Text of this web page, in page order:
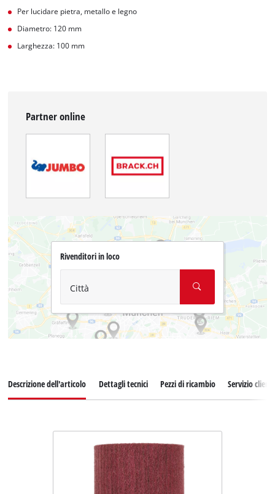
Per lucidare pietra, metallo e legno
Diametro: 120 mm
Larghezza: 100 mm
Partner online
Rivenditori in loco
Città
Descrizione dell'articolo Dettagli tecnici Pezzi di ricambio Servizio clienti